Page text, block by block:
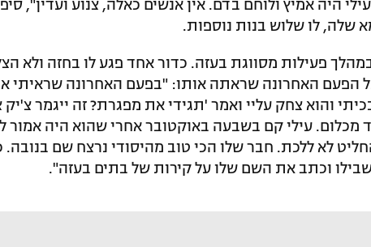
היה אמיץ ולוחם בדם. אין אנשים כאלה, צנוע ועדין",
שלה, לו שלוש בנות נוספות.
במהלך פעילות מסווגת בעזה. כדור אחד פגע לו בחזה ולא
הפעם האחרונה שראתה אותו: "בפעם האחרונה שראיתי
והוא צחק עליי ואמר 'תגידי את מפגרת? זה ייגמר צ'יק
מכלום. עילי קם בשבעה באוקטובר אחרי שהוא היה אמור
לא ללכת. חבר שלו הכי טוב מהיסודי נרצח שם בנובה.
וכתב את השם שלו על קירות של בתים בעזה".